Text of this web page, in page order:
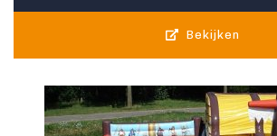
Bekijken